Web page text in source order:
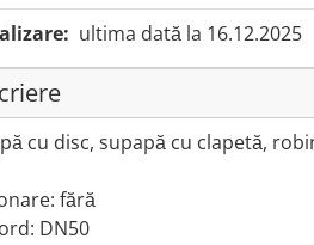
ultima dată la 16.12.2025
cu disc, supapă cu clapetă,
fără
DN50